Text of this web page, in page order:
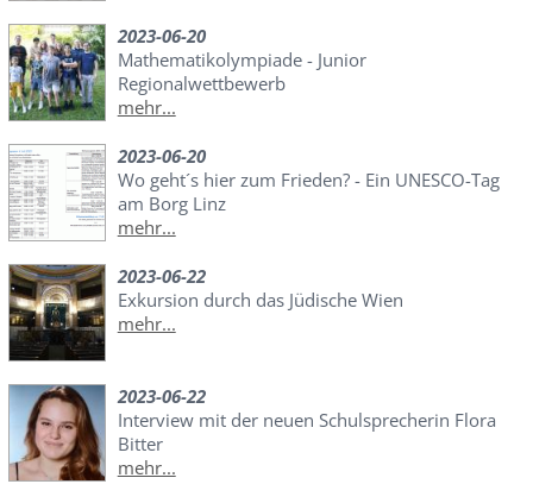
2023-06-20
Mathematikolympiade - Junior
Regionalwettbewerb
mehr...
2023-06-20
Wo geht´s hier zum Frieden? - Ein UNESCO-Tag
am Borg Linz
mehr...
2023-06-22
Exkursion durch das Jüdische Wien
mehr...
2023-06-22
Interview mit der neuen Schulsprecherin Flora
Bitter
mehr...